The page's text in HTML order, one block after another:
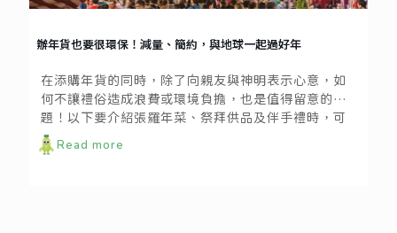
辦年貨也要很環保！減量、簡約，與地球一起過好年
在添購年貨的同時，除了向親友與神明表示心意，如
何不讓禮俗造成浪費或環境負擔，也是值得留意的課
題！以下要介紹張羅年菜、祭拜供品及伴手禮時，可
以加入哪些環保巧思，讓地球和我們一起過好年～
Read more